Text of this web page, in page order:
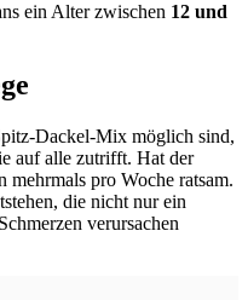
ein Alter zwischen 12 und
Dackel-Mix möglich sind,
auf alle zutrifft. Hat der
mehrmals pro Woche ratsam.
die nicht nur ein
verursachen